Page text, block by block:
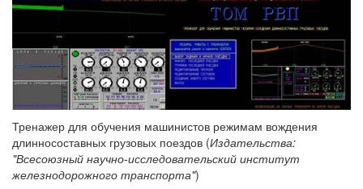
Тренажер для обучения машинистов режимам вождения
длинносоставных грузовых поездов (Издательства:
"Всесоюзный научно-исследовательский институт
железнодорожного транспорта")